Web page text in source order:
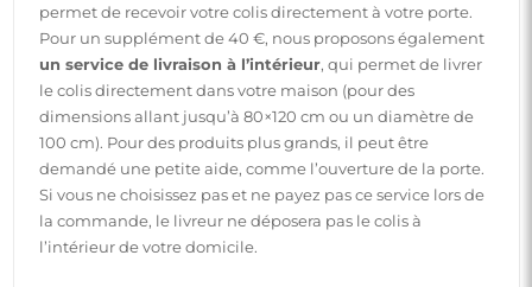
permet de recevoir votre colis directement à votre porte.
Pour un supplément de 40 €, nous proposons également
un service de livraison à l’intérieur, qui permet de livrer
le colis directement dans votre maison (pour des
dimensions allant jusqu’à 80×120 cm ou un diamètre de
100 cm). Pour des produits plus grands, il peut être
demandé une petite aide, comme l’ouverture de la porte.
Si vous ne choisissez pas et ne payez pas ce service lors de
la commande, le livreur ne déposera pas le colis à
l’intérieur de votre domicile.